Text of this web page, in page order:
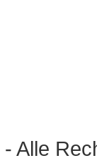
- Alle